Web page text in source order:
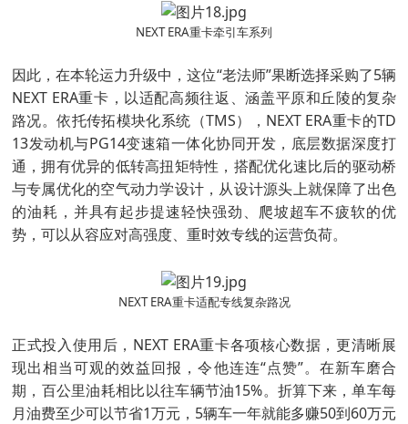
NEXT ERA重卡牵引车系列
因此，在本轮运力升级中，这位“老法师”果断选择采购了5辆
NEXT ERA重卡，以适配高频往返、涵盖平原和丘陵的复杂
路况。依托传拓模块化系统（TMS），NEXT ERA重卡的TD
13发动机与PG14变速箱一体化协同开发，底层数据深度打
通，拥有优异的低转高扭矩特性，搭配优化速比后的驱动桥
与专属优化的空气动力学设计，从设计源头上就保障了出色
的油耗，并具有起步提速轻快强劲、爬坡超车不疲软的优
势，可以从容应对高强度、重时效专线的运营负荷。
NEXT ERA重卡适配专线复杂路况
正式投入使用后，NEXT ERA重卡各项核心数据，更清晰展
现出相当可观的效益回报，令他连连“点赞”。在新车磨合
期，百公里油耗相比以往车辆节油15%。折算下来，单车每
月油费至少可以节省1万元，5辆车一年就能多赚50到60万元